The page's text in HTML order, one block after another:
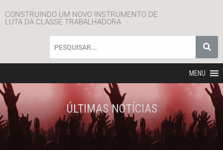
CONSTRUINDO UM NOVO INSTRUMENTO DE
LUTA DA CLASSE TRABALHADORA
MENU
ÚLTIMAS NOTÍCIAS